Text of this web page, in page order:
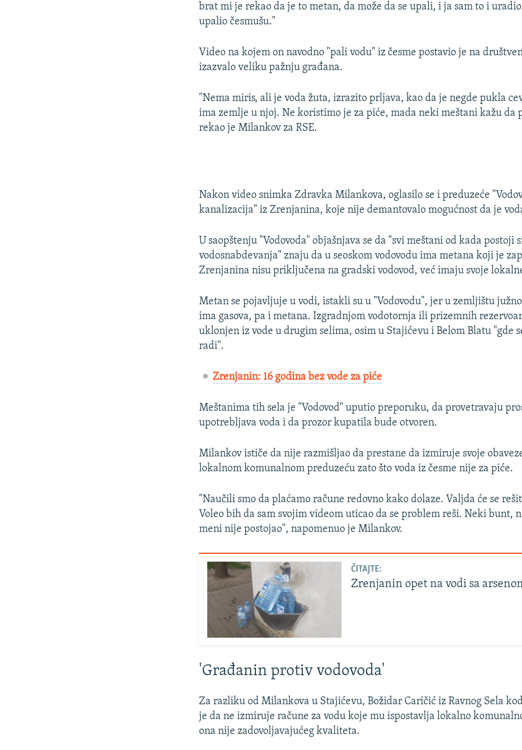
brat mi je rekao da je to metan, da može da se upali, i ja sam to i
upalio česmušu."
Video na kojem on navodno "pali vodu" iz česme postavio je na
izazvalo veliku pažnju građana.
"Nema miris, ali je voda žuta, izrazito prljava, kao da je negde pukla
ima zemlje u njoj. Ne koristimo je za piće, mada neki meštani kažu da
rekao je Milankov za RSE.
Nakon video snimka Zdravka Milankova, oglasilo se i preduzeće
kanalizacija" iz Zrenjanina, koje nije demantovalo mogućnost da je
U saopštenju "Vodovoda" objašnjava se da "svi meštani od kada postoji
vodosnabdevanja" znaju da u seoskom vodovodu ima metana koji je
Zrenjanina nisu priključena na gradski vodovod, već imaju svoje
Metan se pojavljuje u vodi, istakli su u "Vodovodu", jer u zemljištu
ima gasova, pa i metana. Izgradnjom vodotornja ili prizemnih
uklonjen iz vode u drugim selima, osim u Stajićevu i Belom Blatu "gde
radi".
Zrenjanin: 16 godina bez vode za piće
Meštanima tih sela je "Vodovod" uputio preporuku, da provetravaju
upotrebljava voda i da prozor kupatila bude otvoren.
Milankov ističe da nije razmišljao da prestane da izmiruje svoje
lokalnom komunalnom preduzeću zato što voda iz česme nije za piće.
"Naučili smo da plaćamo račune redovno kako dolaze. Valjda će se
Voleo bih da sam svojim videom uticao da se problem reši. Neki bunt,
meni nije postojao", napomenuo je Milankov.
ČITAJTE:
Zrenjanin opet na vodi sa
'Građanin protiv vodovoda'
Za razliku od Milankova u Stajićevu, Božidar Caričić iz Ravnog Sela
je da ne izmiruje račune za vodu koje mu ispostavlja lokalno
ona nije zadovoljavajućeg kvaliteta.